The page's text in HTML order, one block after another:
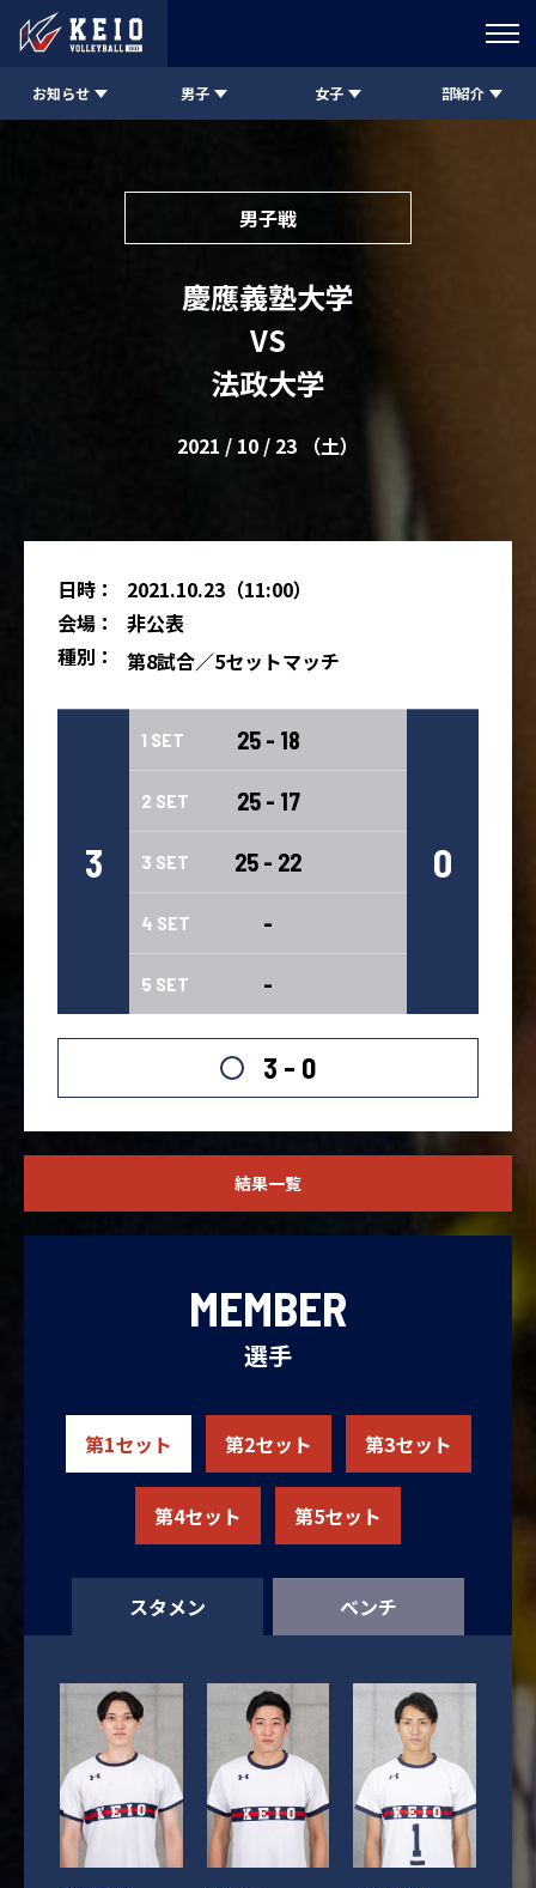
お知らせ 男子 女子 部紹介
男子戦
慶應義塾大学
VS
法政大学
2021 / 10 / 23 （土）
日時：
2021.10.23（11:00）
会場：
非公表
種別：
第8試合／5セットマッチ
3
1 SET 25 - 18
0
2 SET 25 - 17
3 SET 25 - 22
4 SET -
5 SET -
3 - 0
結果一覧
MEMBER
選手
第1セット 第2セット 第3セット
第4セット 第5セット
スタメン ベンチ